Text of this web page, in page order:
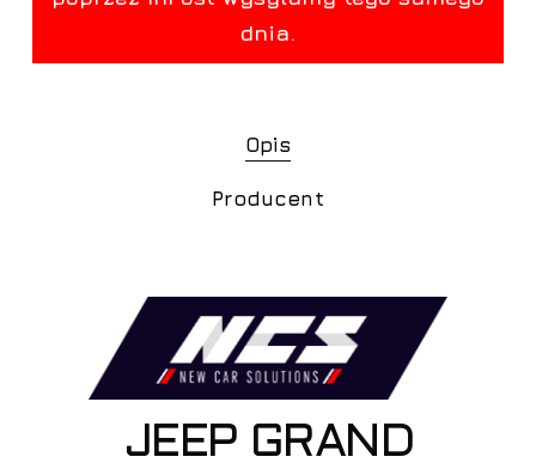
Opis
Producent
JEEP GRAND